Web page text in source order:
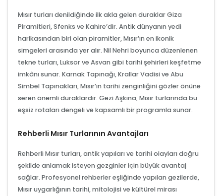
Mısır turları denildiğinde ilk akla gelen duraklar Giza
Piramitleri, Sfenks ve Kahire’dir. Antik dünyanın yedi
harikasından biri olan piramitler, Mısır’ın en ikonik
simgeleri arasında yer alır. Nil Nehri boyunca düzenlenen
tekne turları, Luksor ve Asvan gibi tarihi şehirleri keşfetme
imkânı sunar. Karnak Tapınağı, Krallar Vadisi ve Abu
Simbel Tapınakları, Mısır’ın tarihi zenginliğini gözler önüne
seren önemli duraklardır. Gezi Aşkına, Mısır turlarında bu
eşsiz rotaları dengeli ve kapsamlı bir programla sunar.
Rehberli Mısır Turlarının Avantajları
Rehberli Mısır turları, antik yapıları ve tarihi olayları doğru
şekilde anlamak isteyen gezginler için büyük avantaj
sağlar. Profesyonel rehberler eşliğinde yapılan gezilerde,
Mısır uygarlığının tarihi, mitolojisi ve kültürel mirası